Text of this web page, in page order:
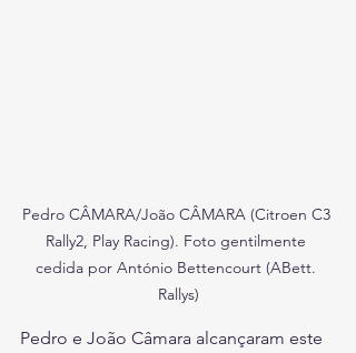
Pedro CÂMARA/João CÂMARA (Citroen C3
Rally2, Play Racing). Foto gentilmente
cedida por António Bettencourt (ABett.
Rallys)
Pedro e João Câmara alcançaram este